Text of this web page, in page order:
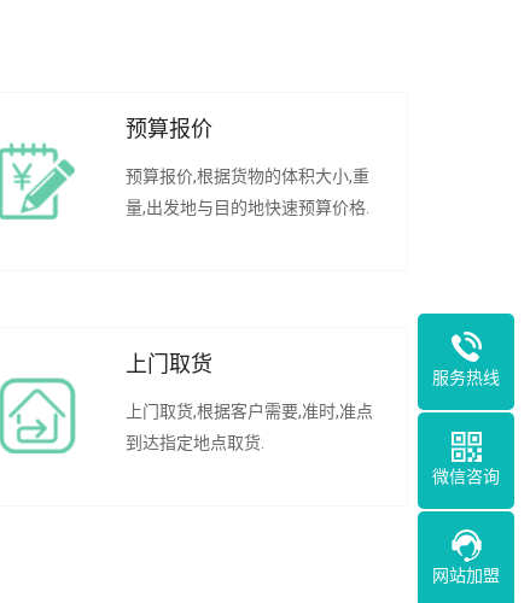
预算报价
预算报价,根据货物的体积大小,重
量,出发地与目的地快速预算价格.
上门取货
上门取货,根据客户需要,准时,准点
到达指定地点取货.
服务热线
微信咨询
网站加盟